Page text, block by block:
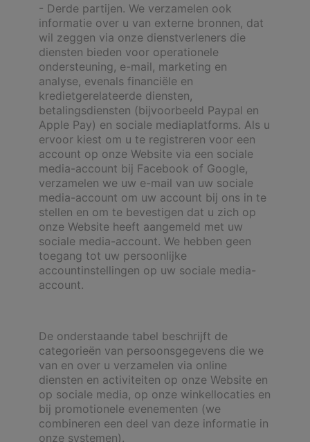
- Derde partijen. We verzamelen ook
informatie over u van externe bronnen, dat
wil zeggen via onze dienstverleners die
diensten bieden voor operationele
ondersteuning, e-mail, marketing en
analyse, evenals financiële en
kredietgerelateerde diensten,
betalingsdiensten (bijvoorbeeld Paypal en
Apple Pay) en sociale mediaplatforms. Als u
ervoor kiest om u te registreren voor een
account op onze Website via een sociale
media-account bij Facebook of Google,
verzamelen we uw e-mail van uw sociale
media-account om uw account bij ons in te
stellen en om te bevestigen dat u zich op
onze Website heeft aangemeld met uw
sociale media-account. We hebben geen
toegang tot uw persoonlijke
accountinstellingen op uw sociale media-
account.
De onderstaande tabel beschrijft de
categorieën van persoonsgegevens die we
van en over u verzamelen via online
diensten en activiteiten op onze Website en
op sociale media, op onze winkellocaties en
bij promotionele evenementen (we
combineren een deel van deze informatie in
onze systemen).